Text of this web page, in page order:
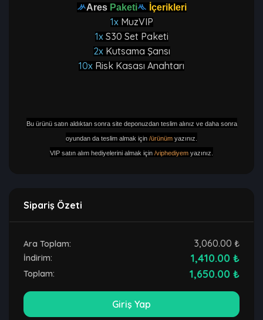
ᄽAres Paketiᄿ İçerikleri
1xMuzVIP
1xS30 Set Paketi
2xKutsama Şansı
10x Risk Kasası Anahtarı
Bu ürünü satın aldıktan sonra site deponuzdan teslim alınız ve daha sonra
oyundan da teslim almak için /ürünüm yazınız.
VIP satın alım hediyelerini almak için /viphediyem yazınız.
Sipariş Özeti
Ara Toplam: 3,060.00 ₺
İndirim: 1,410.00 ₺
Toplam: 1,650.00 ₺
Giriş Yap